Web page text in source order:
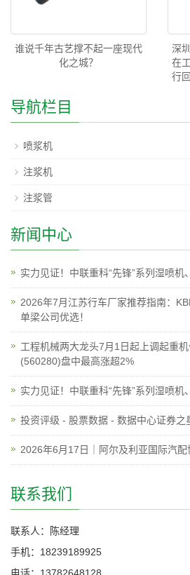
谁说千年古艺撑不起一座现代
化之城？
深
在
行
导航栏目
喷浆机
注浆机
注浆管
新闻中心
实力见证！中联重科“先锋”系列湿喷机
2026年7月江苏行车厂家推荐指南：
单梁公司优选！
工程机械两大龙头7月1日起上调起重
(560280)盘中最高涨超2%
实力见证！中联重科“先锋”系列湿喷机
投资评级 - 股票数据 - 数据中心证券之
2026年6月17日｜阿尔及利亚国际汽
联系我们
联系人：陈经理
手机：18239189925